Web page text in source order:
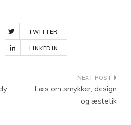
TWITTER
LINKEDIN
Læs om smykker, design
og æstetik